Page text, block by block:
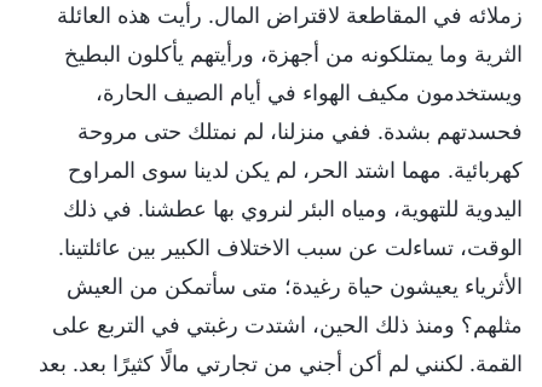
زملائه في المقاطعة لاقتراض المال. رأيت هذه العائلة
الثرية وما يمتلكونه من أجهزة، ورأيتهم يأكلون البطيخ
ويستخدمون مكيف الهواء في أيام الصيف الحارة،
فحسدتهم بشدة. ففي منزلنا، لم نمتلك حتى مروحة
كهربائية. مهما اشتد الحر، لم يكن لدينا سوى المراوح
اليدوية للتهوية، ومياه البئر لنروي بها عطشنا. في ذلك
الوقت، تساءلت عن سبب الاختلاف الكبير بين عائلتينا.
الأثرياء يعيشون حياة رغيدة؛ متى سأتمكن من العيش
مثلهم؟ ومنذ ذلك الحين، اشتدت رغبتي في التربع على
القمة. لكنني لم أكن أجني من تجارتي مالًا كثيرًا بعد. بعد